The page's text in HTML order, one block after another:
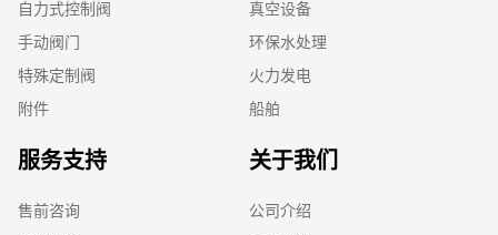
自力式控制阀
手动阀门
特殊定制阀
附件
真空设备
环保水处理
火力发电
船舶
服务支持
售前咨询
关于我们
公司介绍